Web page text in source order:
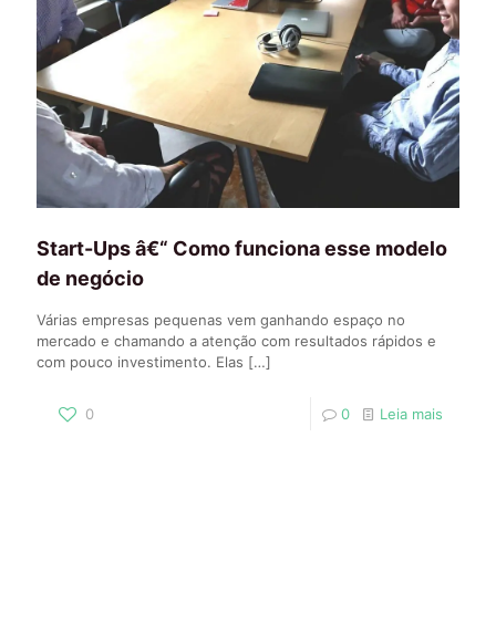
Start-Ups â€“ Como funciona esse modelo
de negócio
Várias empresas pequenas vem ganhando espaço no
mercado e chamando a atenção com resultados rápidos e
com pouco investimento. Elas […]
0 0 Leia mais